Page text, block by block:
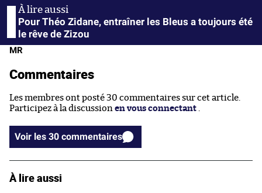
Pour Théo Zidane, entraîner les Bleus a toujours été
le rêve de Zizou
MR
Commentaires
Les membres ont posté 30 commentaires sur cet article.
Participez à la discussion en vous connectant
Voir les 30 commentaires
À lire aussi